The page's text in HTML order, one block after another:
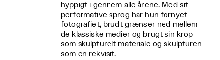
hyppigt i gennem alle årene. Med sit
performative sprog har hun fornyet
fotografiet, brudt grænser ned mellem
de klassiske medier og brugt sin krop
som skulpturelt materiale og skulpturen
som en rekvisit.